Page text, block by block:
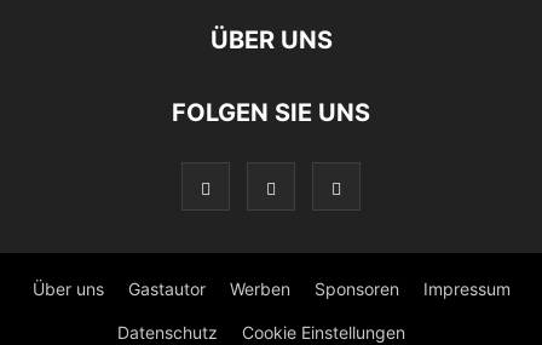
ÜBER UNS
FOLGEN SIE UNS
Über uns Gastautor Werben Sponsoren Impressum
Datenschutz Cookie Einstellungen